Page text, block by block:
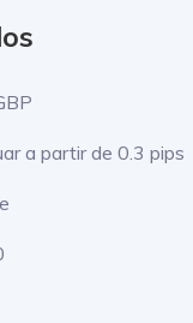
a partir de 0.3 pips